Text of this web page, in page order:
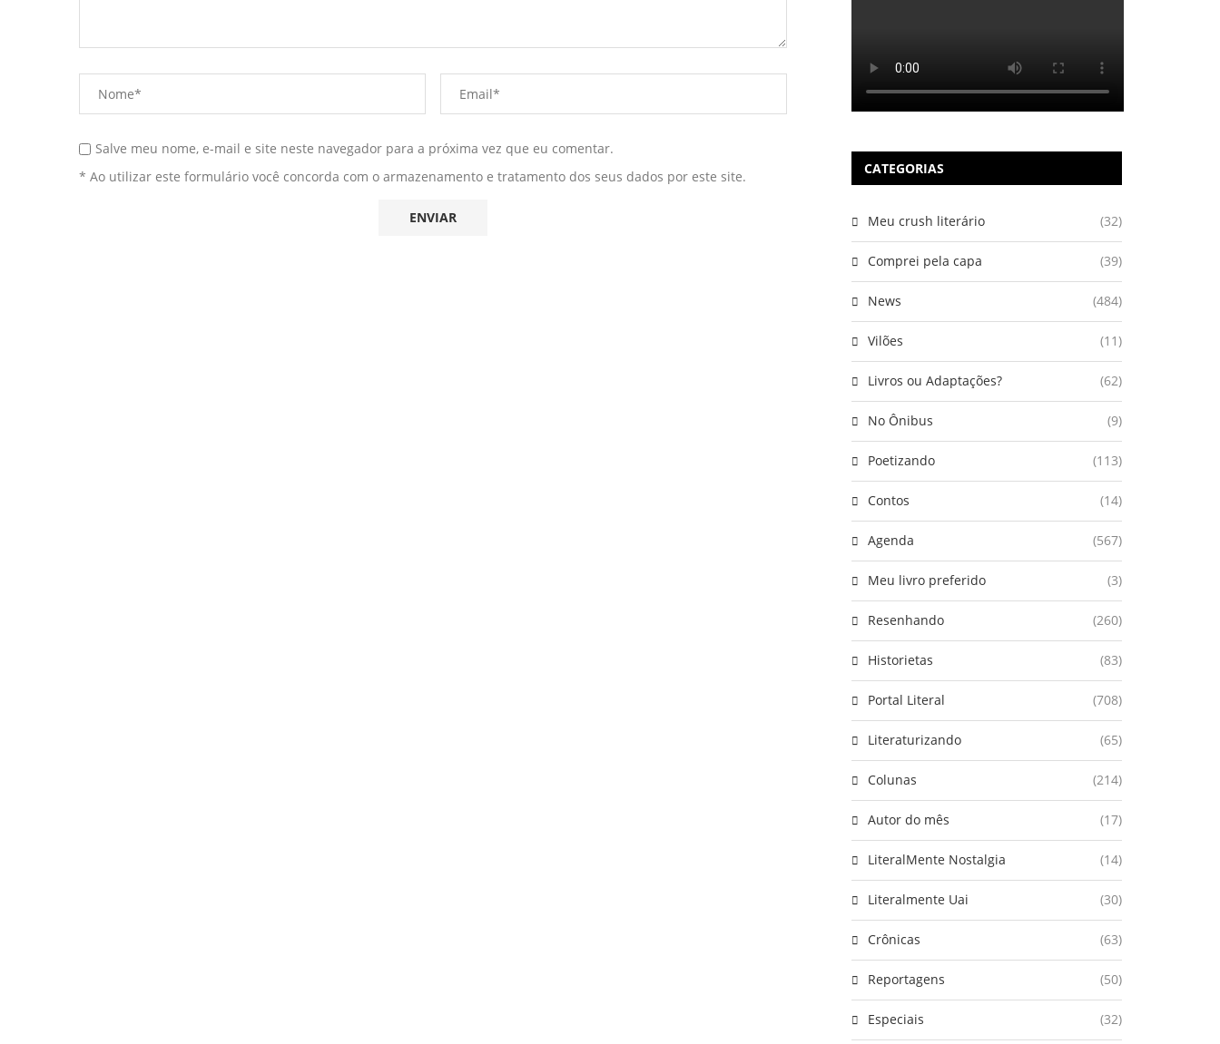
Salve meu nome, e-mail e site neste navegador para a próxima vez que eu comentar.
* Ao utilizar este formulário você concorda com o armazenamento e tratamento dos seus dados por este site.
CATEGORIAS
Meu crush literário (32)
Comprei pela capa (39)
News (484)
Vilões (11)
Livros ou Adaptações? (62)
No Ônibus (9)
Poetizando (113)
Contos (14)
Agenda (567)
Meu livro preferido (3)
Resenhando (260)
Historietas (83)
Portal Literal (708)
Literaturizando (65)
Colunas (214)
Autor do mês (17)
LiteralMente Nostalgia (14)
Literalmente Uai (30)
Crônicas (63)
Reportagens (50)
Especiais (32)